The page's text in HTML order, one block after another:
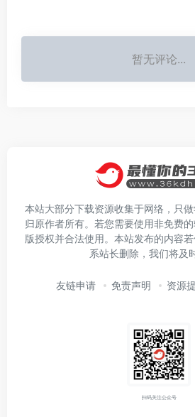
暂无评论...
本站大部分下载资源收集于网络，只
归原作者所有。若您需要使用非免费
版授权并合法使用。本站发布的内容
系站长删除，我们将及
友链申请 免责声明 资源
扫码关注公众号